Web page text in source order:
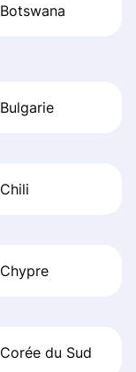
Botswana
Bulgarie
Chili
Chypre
Corée du Sud